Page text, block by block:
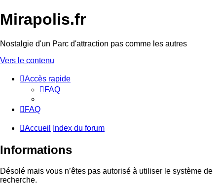
Mirapolis.fr
Nostalgie d'un Parc d'attraction pas comme les autres
Vers le contenu
Accès rapide
FAQ
FAQ
Accueil Index du forum
Informations
Désolé mais vous n’êtes pas autorisé à utiliser le système de
recherche.